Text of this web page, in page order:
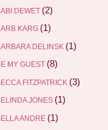
DEWET (2)
KARG (1)
DELINSK (1)
MY GUEST (8)
FITZPATRICK (3)
JONES (1)
ANDRE (1)